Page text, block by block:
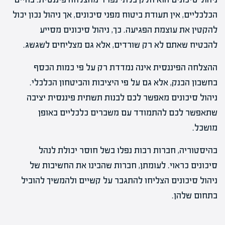
הכלכליים, אין תעודת ביטוח מפני סיכונים, אך ניהול נכון יכול
להקטין את עוצמת הפגיעה. כך, ניהול סיכונים מסייע
להבטיח שאתם לא רק שורדים, אלא גם מצליחים לשגשג.
ההצלחה הפיננסית אינה נמדדת רק על פי כמות הכסף
בחשבון הבנק, אלא גם על פי היציבות והביטחון הכלכלי.
ניהול סיכונים מאפשר לכם לבנות תשתית פיננסית יציבה
שתאפשר לכם להתמודד עם משברים כלכליים באופן
מושכל.
בהיסטוריה, חברות רבות נפלו בשל חוסר יכולת לנהל
סיכונים כראוי. לעומתן, חברות שהבינו את החשיבות של
ניהול סיכונים הצליחו להתגבר על קשיים ולהמשיך להוביל
בתחום שלהן.